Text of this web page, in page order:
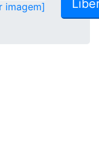
imagem]